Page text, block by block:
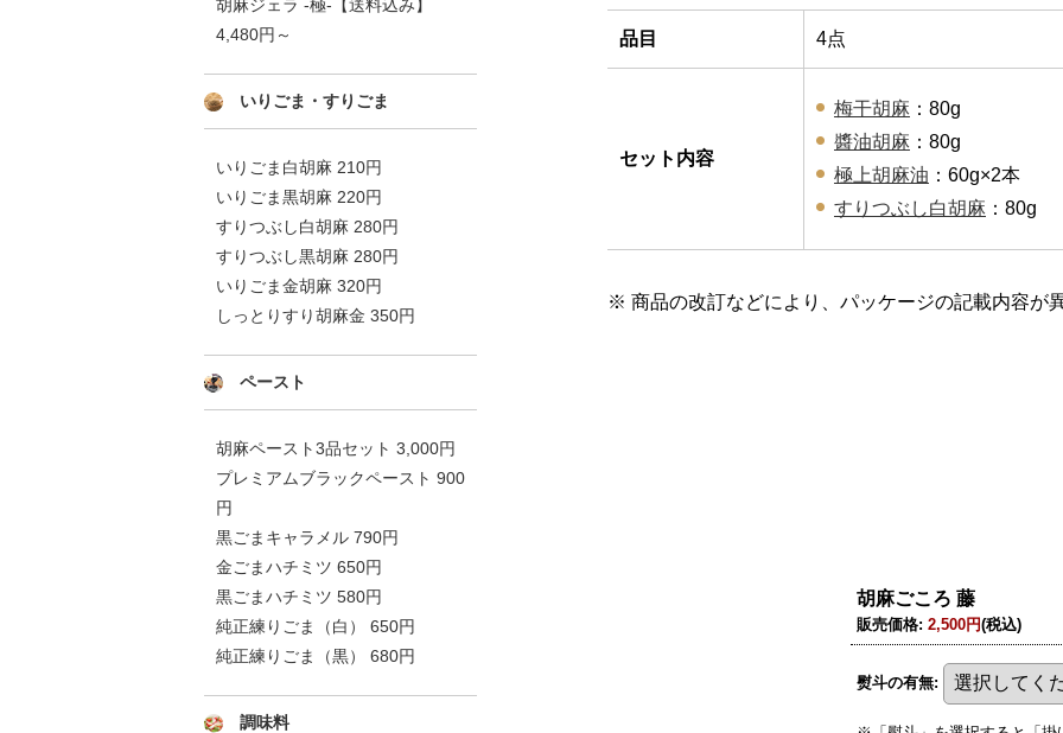
品目 4点
セット内容
梅干胡麻 ：80g
醬油胡麻 ：80g
極上胡麻油 ：60g×2本
すりつぶし白胡麻 ：80g
※ 商品の改訂などにより、パッケージの記載内容が
胡麻ジェラ -極-【送料込み】
4,480円～
いりごま・すりごま
いりごま白胡麻 210円
いりごま黒胡麻 220円
すりつぶし白胡麻 280円
すりつぶし黒胡麻 280円
いりごま金胡麻 320円
しっとりすり胡麻金 350円
ペースト
胡麻ペースト3品セット 3,000円
プレミアムブラックペースト 900
円
黒ごまキャラメル 790円
金ごまハチミツ 650円
黒ごまハチミツ 580円
純正練りごま（白） 650円
純正練りごま（黒） 680円
調味料